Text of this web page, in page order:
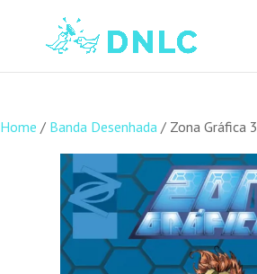
Home / Banda Desenhada / Zona Gráfica 3